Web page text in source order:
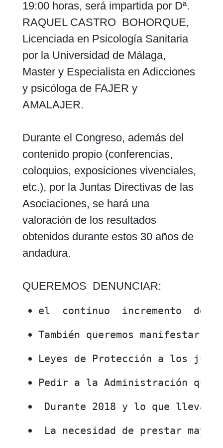
19:00 horas, será impartida por Dª.
RAQUEL CASTRO BOHORQUE,
Licenciada en Psicología Sanitaria
por la Universidad de Málaga,
Master y Especialista en Adicciones
y psicóloga de FAJER y
AMALAJER.
Durante el Congreso, además del
contenido propio (conferencias,
coloquios, exposiciones vivenciales,
etc.), por la Juntas Directivas de las
Asociaciones, se hará una
valoración de los resultados
obtenidos durante estos 30 años de
andadura.
QUEREMOS DENUNCIAR:
el  continuo  incremento  de
También queremos
Leyes de Protección a los
Pedir a la Administración que
Durante 2018 y lo que
La necesidad de prestar